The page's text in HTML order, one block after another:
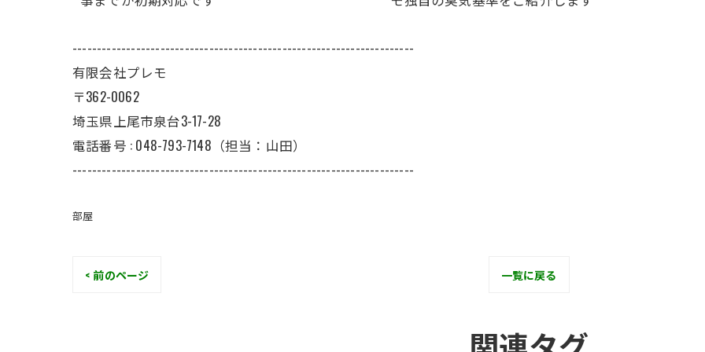
----------------------------------------------------------------------
有限会社プレモ
〒362-0062
埼玉県上尾市泉台3-17-28
電話番号 : 048-793-7148（担当：山田）
----------------------------------------------------------------------
部屋
< 前のページ 一覧に戻る